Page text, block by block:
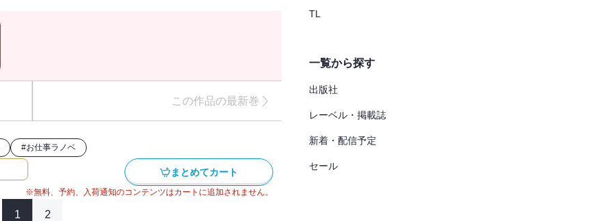
この作品の最新巻
#お仕事ラノベ
まとめてカート
※無料、予約、入荷通知のコンテンツはカートに追加されません。
1 2
TL
一覧から探す
出版社
レーベル・掲載誌
新着・配信予定
セール